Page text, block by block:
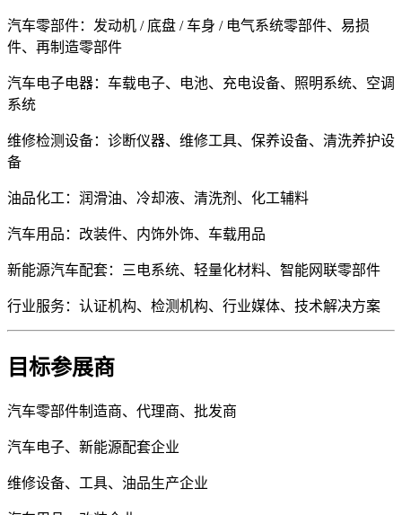
汽车零部件：发动机 / 底盘 / 车身 / 电气系统零部件、易损
件、再制造零部件
汽车电子电器：车载电子、电池、充电设备、照明系统、空调
系统
维修检测设备：诊断仪器、维修工具、保养设备、清洗养护设
备
油品化工：润滑油、冷却液、清洗剂、化工辅料
汽车用品：改装件、内饰外饰、车载用品
新能源汽车配套：三电系统、轻量化材料、智能网联零部件
行业服务：认证机构、检测机构、行业媒体、技术解决方案
目标参展商
汽车零部件制造商、代理商、批发商
汽车电子、新能源配套企业
维修设备、工具、油品生产企业